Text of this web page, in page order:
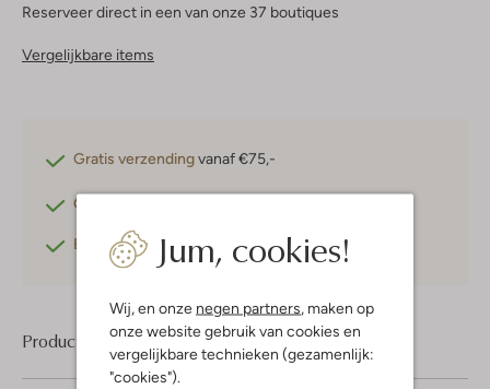
Jum, cookies!
Wij, en onze negen partners, maken op
onze website gebruik van cookies en
vergelijkbare technieken (gezamenlijk:
"cookies").
Reserveer direct in een van onze 37 boutiques
Vergelijkbare items
Gratis verzendingvanaf €75,-
Gratis retourneren
Betaal achteraf met Klarna
Product informatie